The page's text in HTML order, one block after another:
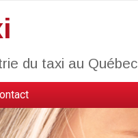
du taxi au Québec